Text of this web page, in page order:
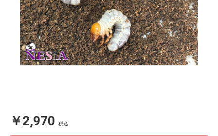
￥2,970 税込